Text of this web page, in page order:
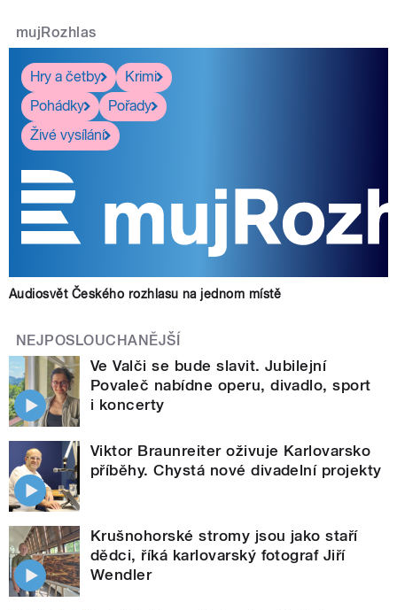
mujRozhlas
Hry a četby
Krimi
Pohádky
Pořady
Živé vysílání
Audiosvět Českého rozhlasu na jednom místě
NEJPOSLOUCHANĚJŠÍ
Ve Valči se bude slavit. Jubilejní
Povaleč nabídne operu, divadlo, sport
i koncerty
Viktor Braunreiter oživuje Karlovarsko
příběhy. Chystá nové divadelní projekty
Krušnohorské stromy jsou jako staří
dědci, říká karlovarský fotograf Jiří
Wendler